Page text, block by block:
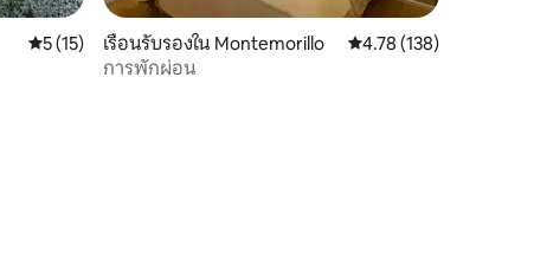
คะแนนเฉลี่ย 5 จาก 5, 15 รีวิว
5 (15)
เรือนรับรองใน Montemorillo คะแนนเฉลี่ย 4.78 จาก
4.78 (138)
การพักผ่อน